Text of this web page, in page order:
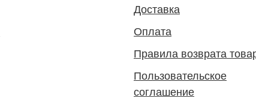
Доставка
Оплата
Правила возврата
Пользовательское
соглашение